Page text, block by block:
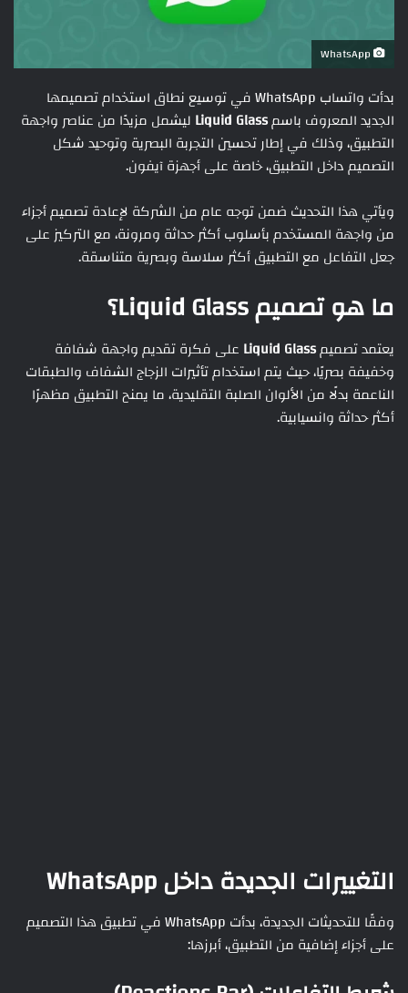
بدأت واتساب WhatsApp في توسيع نطاق استخدام تصميمها
الجديد المعروف باسمLiquid Glass ليشمل مزيدًا من عناصر واجهة
التطبيق، وذلك في إطار تحسين التجربة البصرية وتوحيد شكل
التصميم داخل التطبيق، خاصة على أجهزة آيفون.
ويأتي هذا التحديث ضمن توجه عام من الشركة لإعادة تصميم أجزاء
من واجهة المستخدم بأسلوب أكثر حداثة ومرونة، مع التركيز على
جعل التفاعل مع التطبيق أكثر سلاسة وبصرية متناسقة.
ما هو تصميم Liquid Glass؟
يعتمد تصميمLiquid Glass على فكرة تقديم واجهة شفافة
وخفيفة بصريًا، حيث يتم استخدام تأثيرات الزجاج الشفاف والطبقات
الناعمة بدلًا من الألوان الصلبة التقليدية، ما يمنح التطبيق مظهرًا
أكثر حداثة وانسيابية.
التغييرات الجديدة داخل WhatsApp
وفقًا للتحديثات الجديدة، بدأت WhatsApp في تطبيق هذا التصميم
على أجزاء إضافية من التطبيق، أبرزها: